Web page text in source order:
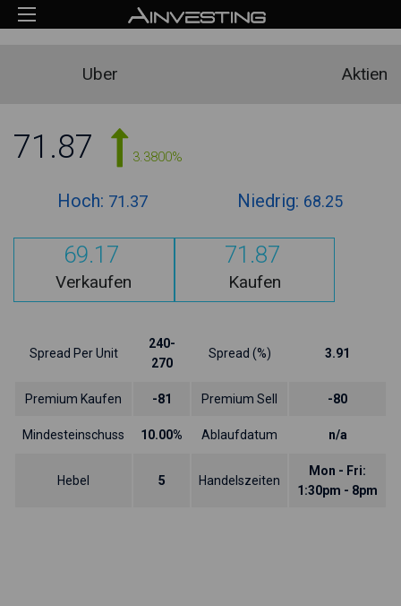
Uber Aktien
71.87 3.3800%
Hoch: 71.37 Niedrig: 68.25
69.17
Verkaufen
71.87
Kaufen
Spread Per Unit
240-
270
Spread (%) 3.91
Premium Kaufen -81 Premium Sell -80
Mindesteinschuss 10.00% Ablaufdatum n/a
Hebel 5 Handelszeiten
Mon - Fri:
1:30pm - 8pm